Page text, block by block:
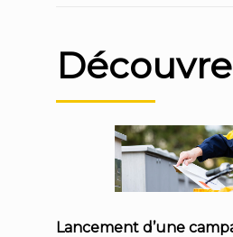
Lancement d’une